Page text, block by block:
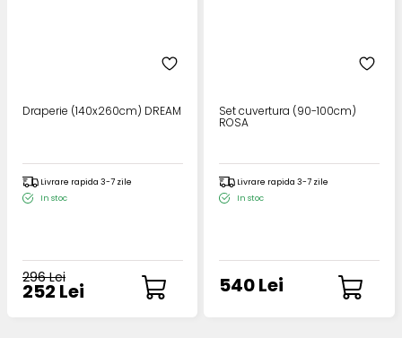
Draperie (140x260cm) DREAM
Livrare rapida 3-7 zile
In stoc
296 Lei
252 Lei
Set cuvertura (90-100cm)
ROSA
Livrare rapida 3-7 zile
In stoc
540 Lei